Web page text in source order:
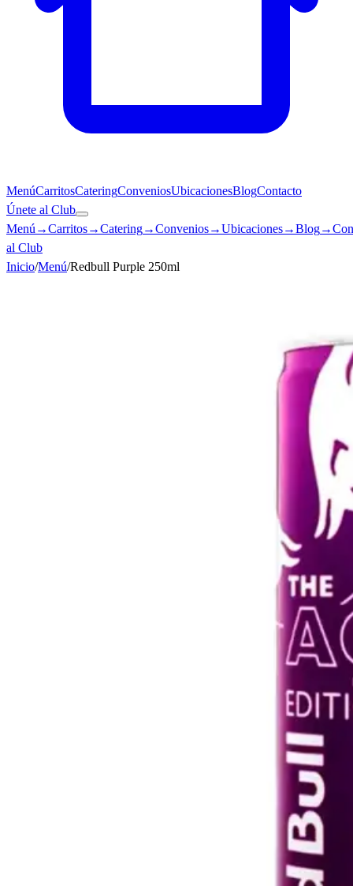
MenúCarritosCateringConveniosUbicacionesBlogContacto
Únete al Club
Menú →Carritos→Catering→Convenios→Ubicaciones→Blog→
al Club
Inicio/Menú/Redbull Purple 250ml